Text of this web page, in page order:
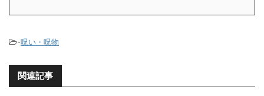
-呪い・呪物
関連記事